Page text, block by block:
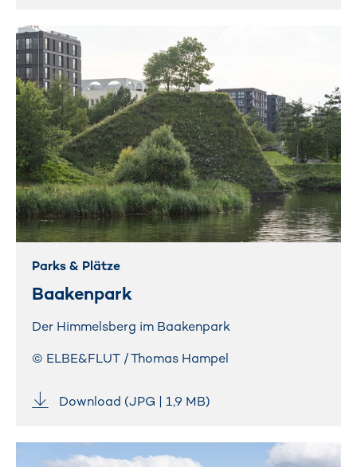
Parks & Plätze
Baakenpark
Der Himmelsberg im Baakenpark
© ELBE&FLUT / Thomas Hampel
Download (JPG | 1,9 MB)